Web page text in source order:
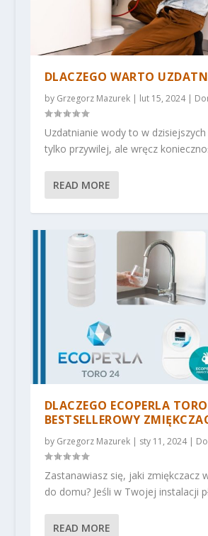
DLACZEGO WARTO
by Grzegorz Mazurek| lut 15, 2024|
Uzdatnianie wody to w dzisiejszych
tylko przywilej, ale wręcz
READ MORE
DLACZEGO ECOPERLA
BESTSELLEROWY
by Grzegorz Mazurek| sty 11, 2024|
Zastanawiasz się, jaki zmiękczacz
do domu? Jeśli w Twojej instalacji
READ MORE